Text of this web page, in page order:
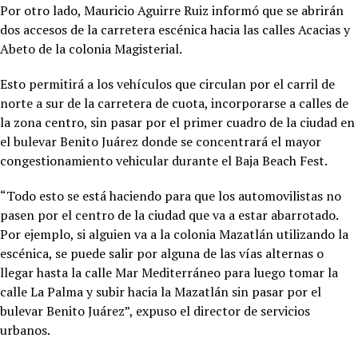
Por otro lado, Mauricio Aguirre Ruiz informó que se abrirán
dos accesos de la carretera escénica hacia las calles Acacias y
Abeto de la colonia Magisterial.
Esto permitirá a los vehículos que circulan por el carril de
norte a sur de la carretera de cuota, incorporarse a calles de
la zona centro, sin pasar por el primer cuadro de la ciudad en
el bulevar Benito Juárez donde se concentrará el mayor
congestionamiento vehicular durante el Baja Beach Fest.
“Todo esto se está haciendo para que los automovilistas no
pasen por el centro de la ciudad que va a estar abarrotado.
Por ejemplo, si alguien va a la colonia Mazatlán utilizando la
escénica, se puede salir por alguna de las vías alternas o
llegar hasta la calle Mar Mediterráneo para luego tomar la
calle La Palma y subir hacia la Mazatlán sin pasar por el
bulevar Benito Juárez”, expuso el director de servicios
urbanos.